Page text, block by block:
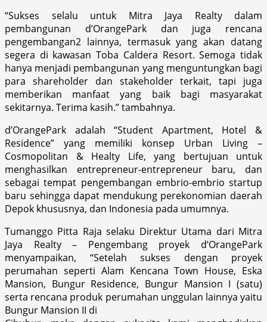
“Sukses selalu untuk Mitra Jaya Realty dalam
pembangunan d’OrangePark dan juga rencana
pengembangan2 lainnya, termasuk yang akan datang
segera di kawasan Toba Caldera Resort. Semoga tidak
hanya menjadi pembangunan yang menguntungkan bagi
para shareholder dan stakeholder terkait, tapi juga
memberikan manfaat yang baik bagi masyarakat
sekitarnya. Terima kasih.” tambahnya.
d’OrangePark adalah “Student Apartment, Hotel &
Residence” yang memiliki konsep Urban Living –
Cosmopolitan & Healty Life, yang bertujuan untuk
menghasilkan entrepreneur-entrepreneur baru, dan
sebagai tempat pengembangan embrio-embrio startup
baru sehingga dapat mendukung perekonomian daerah
Depok khususnya, dan Indonesia pada umumnya.
Tumanggo Pitta Raja selaku Direktur Utama dari Mitra
Jaya Realty – Pengembang proyek d’OrangePark
menyampaikan, “Setelah sukses dengan proyek
perumahan seperti Alam Kencana Town House, Eska
Mansion, Bungur Residence, Bungur Mansion I (satu)
serta rencana produk perumahan unggulan lainnya yaitu
Bungur Mansion II di